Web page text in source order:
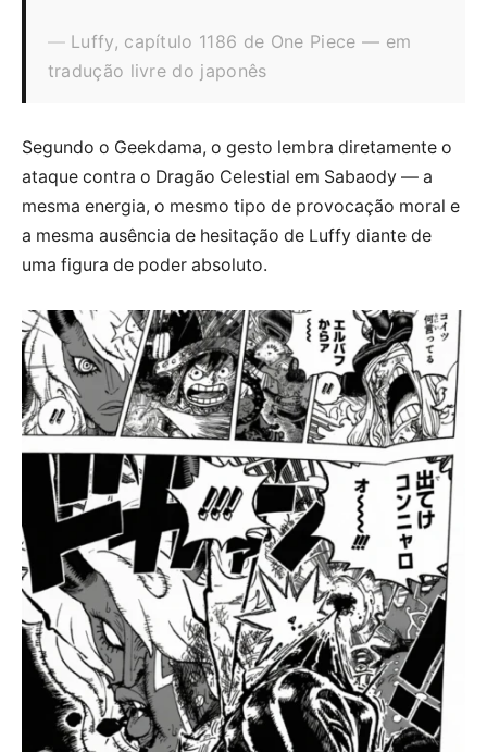
Luffy, capítulo 1186 de One Piece — em
tradução livre do japonês
Segundo o Geekdama, o gesto lembra diretamente o
ataque contra o Dragão Celestial em Sabaody — a
mesma energia, o mesmo tipo de provocação moral e
a mesma ausência de hesitação de Luffy diante de
uma figura de poder absoluto.